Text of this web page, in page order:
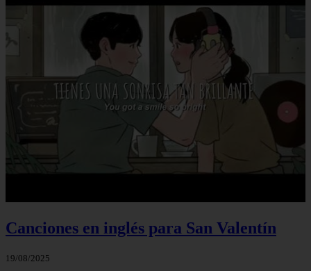
Canciones en inglés para San Valentín
19/08/2025